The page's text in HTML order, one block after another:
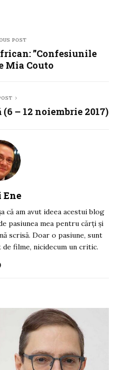
POST
”Confesiunile
Mia Couto
– 12 noiembrie 2017)
că am avut ideea acestui blog
pasiunea mea pentru cărți și
scrisă. Doar o pasiune, sunt
filme, nicidecum un critic.